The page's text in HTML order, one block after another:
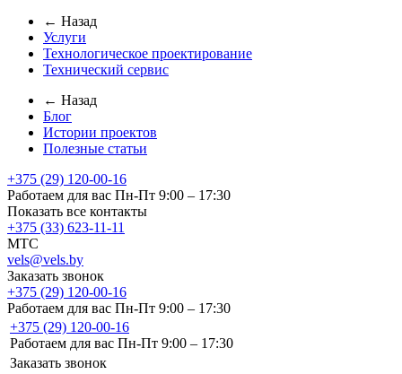
← Назад
Услуги
Технологическое проектирование
Технический сервис
← Назад
Блог
Истории проектов
Полезные статьи
+375 (29) 120-00-16
Работаем для вас Пн-Пт 9:00 – 17:30
Показать все контакты
+375 (33) 623-11-11
MTC
vels@vels.by
Заказать звонок
+375 (29) 120-00-16
Работаем для вас Пн-Пт 9:00 – 17:30
+375 (29) 120-00-16
Работаем для вас Пн-Пт 9:00 – 17:30
Заказать звонок